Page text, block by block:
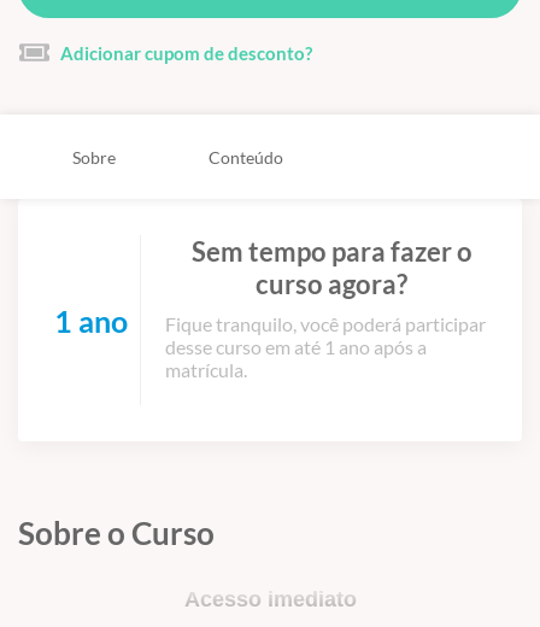
Adicionar cupom de desconto?
Sobre Conteúdo
1 ano
Sem tempo para fazer o
curso agora?
Fique tranquilo, você poderá participar
desse curso em até 1 ano após a
matrícula.
Sobre o Curso
Acesso imediato